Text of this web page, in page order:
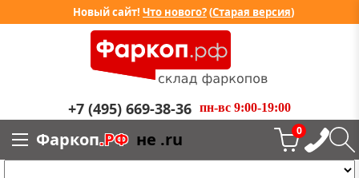
Новый сайт! Что нового?(Старая версия)
+7 (495) 669-38-36 пн-вс 9:00-19:00
Фаркоп.РФ не .ru 0